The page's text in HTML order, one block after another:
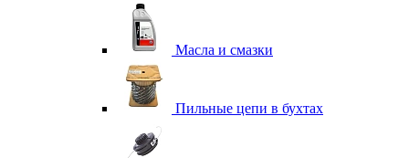
Масла и смазки
Пильные цепи в бухтах